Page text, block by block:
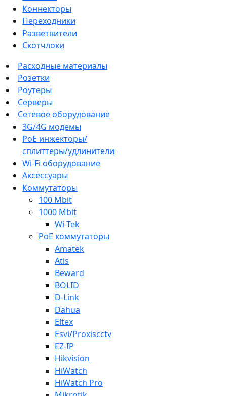
Коннекторы
Переходники
Разветвители
Скотчлоки
Расходные материалы
Розетки
Роутеры
Серверы
Сетевое оборудование
3G/4G модемы
PoE инжекторы/
сплиттеры/удлинители
Wi-Fi оборудование
Аксессуары
Коммутаторы
100 Mbit
1000 Mbit
Wi-Tek
PoE коммутаторы
Amatek
Atis
Beward
BOLID
D-Link
Dahua
Eltex
Esvi/Proxiscctv
EZ-IP
Hikvision
HiWatch
HiWatch Pro